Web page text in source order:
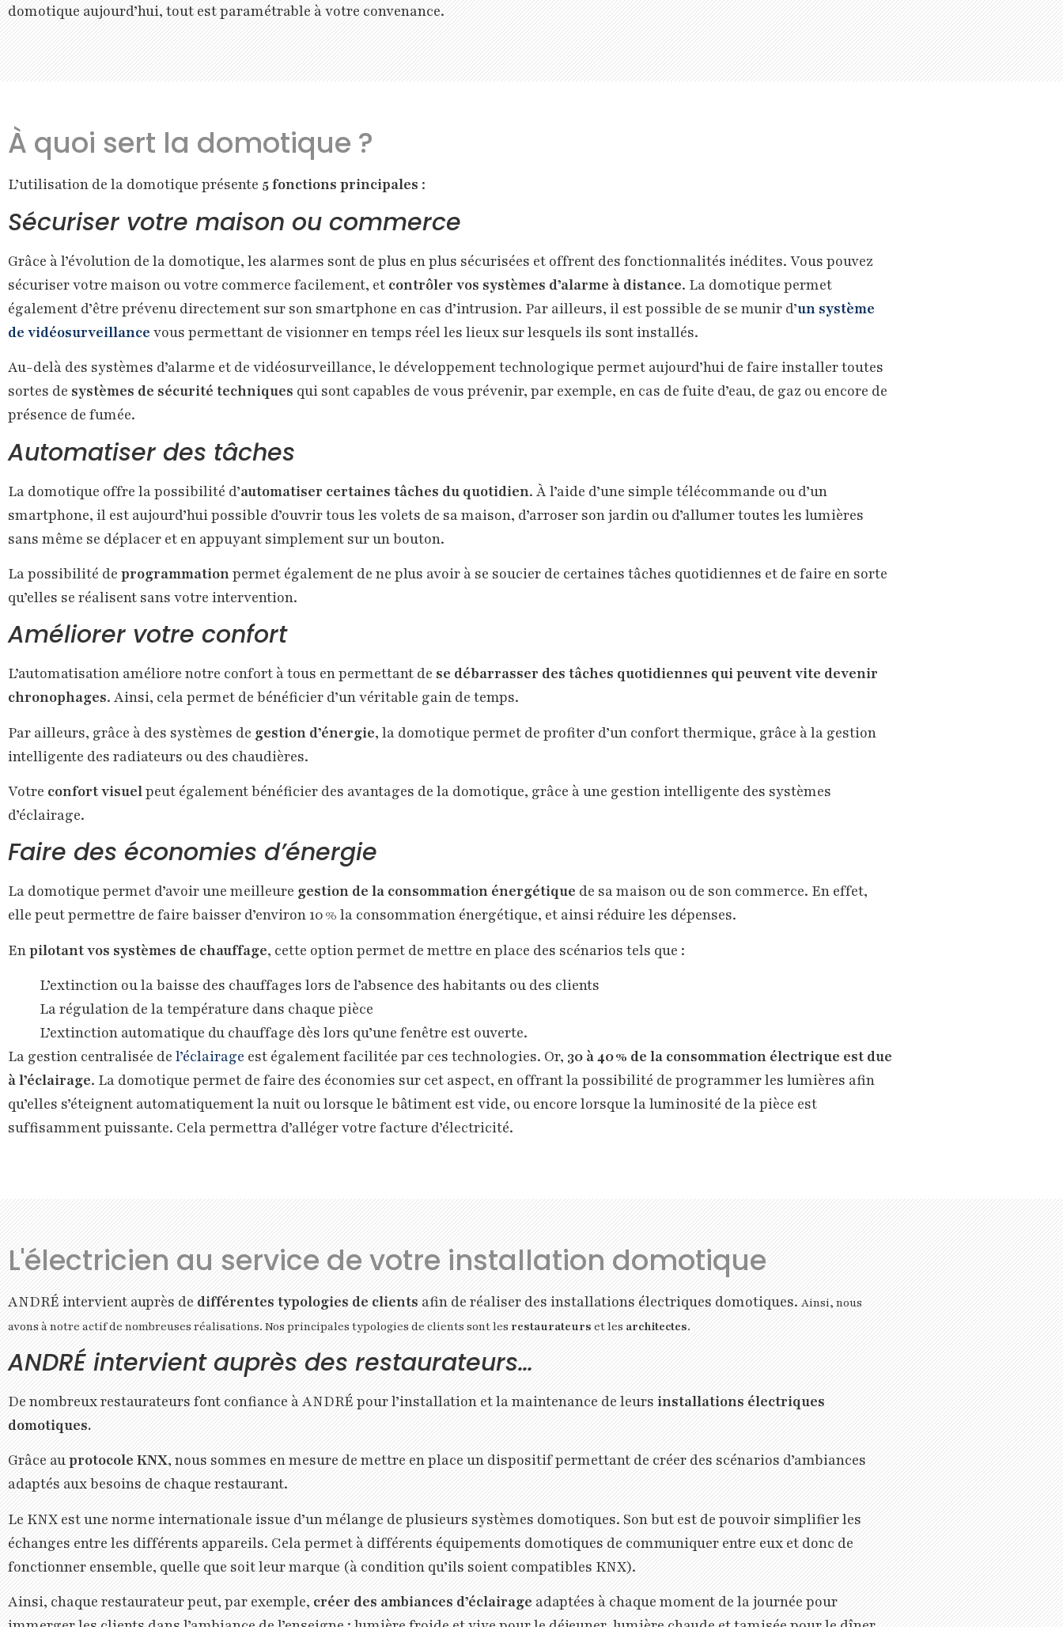
domotique aujourd’hui, tout est paramétrable à votre convenance.
À quoi sert la domotique ?
L’utilisation de la domotique présente 5 fonctions principales :
Sécuriser votre maison ou commerce
Grâce à l’évolution de la domotique, les alarmes sont de plus en plus sécurisées et offrent des fonctionnalités inédites. Vous pouvez
sécuriser votre maison ou votre commerce facilement, et contrôler vos systèmes d’alarme à distance. La domotique permet
également d’être prévenu directement sur son smartphone en cas d’intrusion. Par ailleurs, il est possible de se munir d’un système
de vidéosurveillance vous permettant de visionner en temps réel les lieux sur lesquels ils sont installés.
Au-delà des systèmes d’alarme et de vidéosurveillance, le développement technologique permet aujourd’hui de faire installer toutes
sortes de systèmes de sécurité techniques qui sont capables de vous prévenir, par exemple, en cas de fuite d’eau, de gaz ou encore de
présence de fumée.
Automatiser des tâches
La domotique offre la possibilité d’automatiser certaines tâches du quotidien. À l’aide d’une simple télécommande ou d’un
smartphone, il est aujourd’hui possible d’ouvrir tous les volets de sa maison, d’arroser son jardin ou d’allumer toutes les lumières
sans même se déplacer et en appuyant simplement sur un bouton.
La possibilité de programmationpermet également de ne plus avoir à se soucier de certaines tâches quotidiennes et de faire en sorte
qu’elles se réalisent sans votre intervention.
Améliorer votre confort
L’automatisation améliore notre confort à tous en permettant de se débarrasser des tâches quotidiennes qui peuvent vite devenir
chronophages. Ainsi, cela permet de bénéficier d’un véritable gain de temps.
Par ailleurs, grâce à des systèmes de gestion d’énergie, la domotique permet de profiter d’un confort thermique, grâce à la gestion
intelligente des radiateurs ou des chaudières.
Votre confort visuelpeut également bénéficier des avantages de la domotique, grâce à une gestion intelligente des systèmes
d’éclairage.
Faire des économies d’énergie
La domotique permet d’avoir une meilleure gestion de la consommation énergétique de sa maison ou de son commerce. En effet,
elle peut permettre de faire baisser d’environ 10 % la consommation énergétique, et ainsi réduire les dépenses.
Enpilotant vos systèmes de chauffage, cette option permet de mettre en place des scénarios tels que :
L’extinction ou la baisse des chauffages lors de l’absence des habitants ou des clients
La régulation de la température dans chaque pièce
L’extinction automatique du chauffage dès lors qu’une fenêtre est ouverte.
La gestion centralisée de l’éclairage est également facilitée par ces technologies. Or, 30 à 40 % de la consommation électrique est due
à l’éclairage. La domotique permet de faire des économies sur cet aspect, en offrant la possibilité de programmer les lumières afin
qu’elles s’éteignent automatiquement la nuit ou lorsque le bâtiment est vide, ou encore lorsque la luminosité de la pièce est
suffisamment puissante. Cela permettra d’alléger votre facture d’électricité.
L'électricien au service de votre installation domotique
ANDRÉ intervient auprès dedifférentes typologies de clientsafin de réaliser des installations électriques domotiques.Ainsi, nous
avons à notre actif de nombreuses réalisations. Nos principales typologies de clients sont lesrestaurateurset lesarchitectes.
ANDRÉ intervient auprès des restaurateurs…
De nombreux restaurateurs font confiance à ANDRÉ pour l’installation et la maintenance de leursinstallations électriques
domotiques.
Grâce auprotocole KNX, nous sommes en mesure de mettre en place un dispositif permettant de créer des scénarios d’ambiances
adaptés aux besoins de chaque restaurant.
Le KNX est une norme internationale issue d’un mélange de plusieurs systèmes domotiques. Son but est de pouvoir simplifier les
échanges entre les différents appareils. Cela permet à différents équipements domotiques de communiquer entre eux et donc de
fonctionner ensemble, quelle que soit leur marque (à condition qu’ils soient compatibles KNX).
Ainsi, chaque restaurateur peut, par exemple,créer des ambiances d’éclairageadaptées à chaque moment de la journée pour